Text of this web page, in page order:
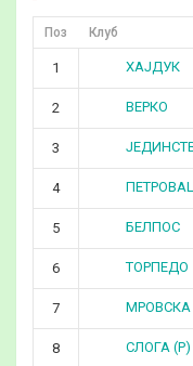
Поз Клуб
1 ХАЈДУК
2 ВЕРКО
3
4
5 БЕЛПОС
6 ТОРПЕДО
7 МРОВСКА
8 СЛОГА (Р)